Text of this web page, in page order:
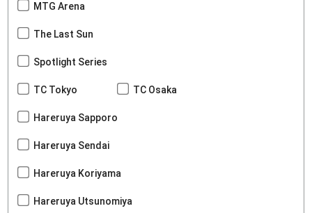
MTG Arena
The Last Sun
Spotlight Series
TC Tokyo TC Osaka
Hareruya Sapporo
Hareruya Sendai
Hareruya Koriyama
Hareruya Utsunomiya